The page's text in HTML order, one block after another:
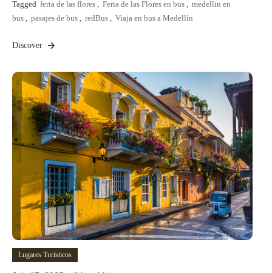
Tagged feria de las flores , Feria de las Flores en bus , medellin en
bus , pasajes de bus , redBus , Viaja en bus a Medellín
Discover
Lugares Turísticos